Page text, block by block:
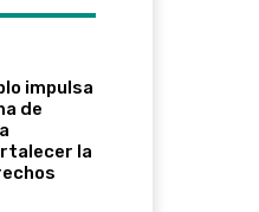
impulsa
de
la